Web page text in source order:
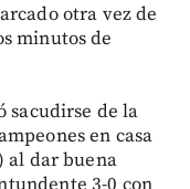
otra vez de
minutos de
sacudirse de la
en casa
al dar buena
3-0 con